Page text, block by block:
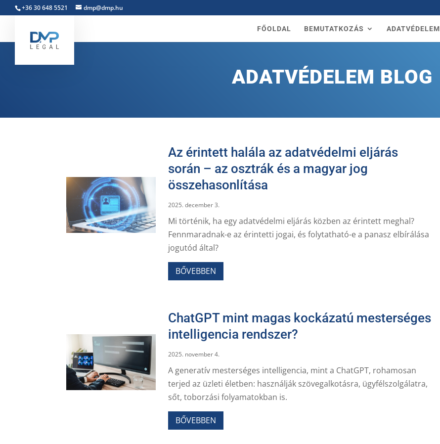
+36 30 648 5521 dmp@dmp.hu
FŐOLDAL BEMUTATKOZÁS ADATVÉDELEM
ADATVÉDELEM BLOG
Az érintett halála az adatvédelmi eljárás
során – az osztrák és a magyar jog
összehasonlítása
2025. december 3.
Mi történik, ha egy adatvédelmi eljárás közben az érintett meghal?
Fennmaradnak-e az érintetti jogai, és folytatható-e a panasz elbírálása
jogutód által?
BŐVEBBEN
ChatGPT mint magas kockázatú mesterséges
intelligencia rendszer?
2025. november 4.
A generatív mesterséges intelligencia, mint a ChatGPT, rohamosan
terjed az üzleti életben: használják szövegalkotásra, ügyfélszolgálatra,
sőt, toborzási folyamatokban is.
BŐVEBBEN